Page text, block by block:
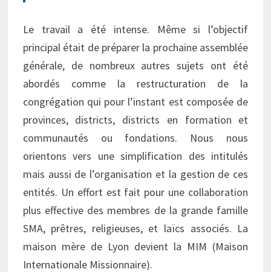
Le travail a été intense. Même si l’objectif
principal était de préparer la prochaine assemblée
générale, de nombreux autres sujets ont été
abordés comme la restructuration de la
congrégation qui pour l’instant est composée de
provinces, districts, districts en formation et
communautés ou fondations. Nous nous
orientons vers une simplification des intitulés
mais aussi de l’organisation et la gestion de ces
entités. Un effort est fait pour une collaboration
plus effective des membres de la grande famille
SMA, prêtres, religieuses, et laïcs associés. La
maison mère de Lyon devient la MIM (Maison
Internationale Missionnaire).